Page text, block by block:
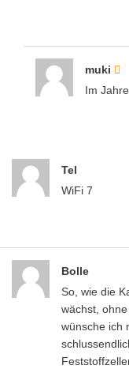
muki
Im
Tel
WiFi 7
Bolle
So, wie die
wächst,
wünsche ich